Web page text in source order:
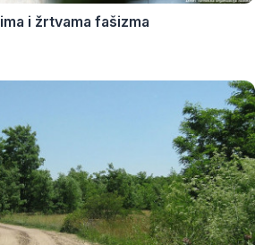
i žrtvama fašizma